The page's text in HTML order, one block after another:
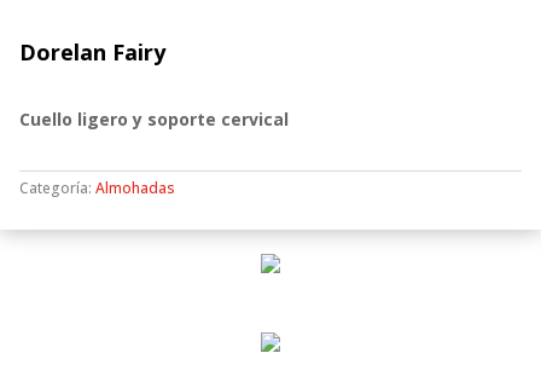
Dorelan Fairy
Cuello ligero y soporte cervical
Categoría: Almohadas